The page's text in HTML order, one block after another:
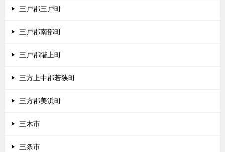
三戸郡三戸町
三戸郡南部町
三戸郡階上町
三方上中郡若狭町
三方郡美浜町
三木市
三条市